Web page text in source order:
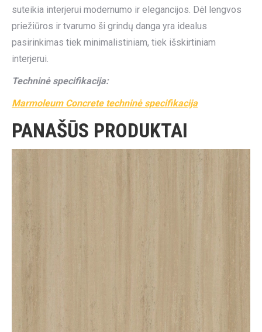
suteikia interjerui modernumo ir elegancijos. Dėl lengvos
priežiūros ir tvarumo ši grindų danga yra idealus
pasirinkimas tiek minimalistiniam, tiek išskirtiniam
interjerui.
Techninė specifikacija:
Marmoleum Concrete techninė specifikacija
PANAŠŪS PRODUKTAI